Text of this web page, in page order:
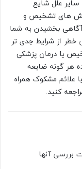
سایر علل شایع
های تشخیص و
بخشیدن به شما
از شرایط جدی تر
یا درمان پزشکی
هر گونه ضایعه
علائم مشکوک همراه
کنید.
بررسی آنها